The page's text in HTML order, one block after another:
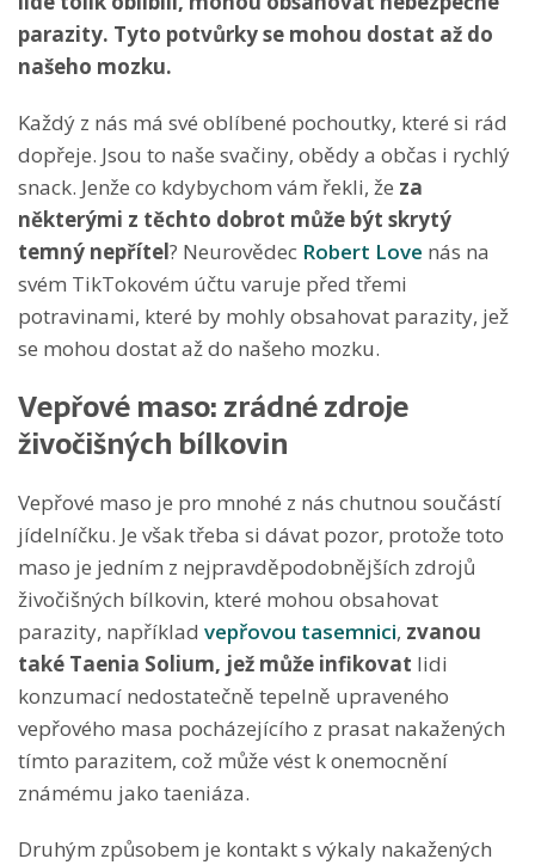
parazity. Tyto potvůrky se mohou dostat až do
našeho mozku.
Každý z nás má své oblíbené pochoutky, které si rád
dopřeje. Jsou to naše svačiny, obědy a občas i rychlý
snack. Jenže co kdybychom vám řekli, že za
některými z těchto dobrot může být skrytý
temný nepřítel? Neurovědec Robert Love nás na
svém TikTokovém účtu varuje před třemi
potravinami, které by mohly obsahovat parazity, jež
se mohou dostat až do našeho mozku.
Vepřové maso: zrádné zdroje
živočišných bílkovin
Vepřové maso je pro mnohé z nás chutnou součástí
jídelníčku. Je však třeba si dávat pozor, protože toto
maso je jedním z nejpravděpodobnějších zdrojů
živočišných bílkovin, které mohou obsahovat
parazity, například vepřovou tasemnici, zvanou
také Taenia Solium, jež může infikovat lidi
konzumací nedostatečně tepelně upraveného
vepřového masa pocházejícího z prasat nakažených
tímto parazitem, což může vést k onemocnění
známému jako taeniáza.
Druhým způsobem je kontakt s výkaly nakažených